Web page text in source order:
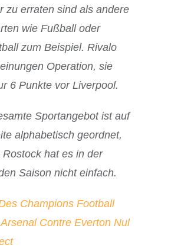
zu erraten sind als andere
wie Fußball oder
zum Beispiel. Rivalo
Operation, sie
6 Punkte vor Liverpool.
Sportangebot ist auf
alphabetisch geordnet,
Rostock hat es in der
Saison nicht einfach.
Champions Football
Contre Everton Nul